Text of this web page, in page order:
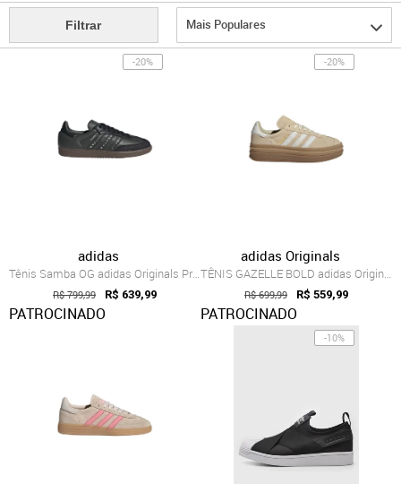
Filtrar Mais Populares
-20%
adidas
Tênis Samba OG adidas Originals Preto
R$ 799,99 R$ 639,99
PATROCINADO
-20%
adidas Originals
TÊNIS GAZELLE BOLD adidas Originals Bege
R$ 699,99 R$ 559,99
PATROCINADO
-10%